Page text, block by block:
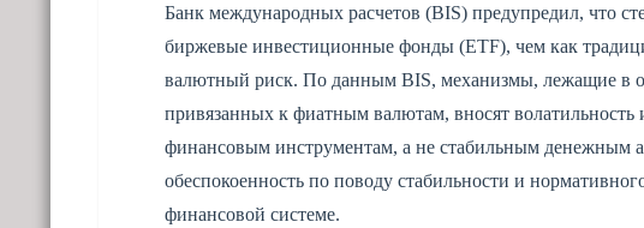
Банк международных расчетов (BIS) предупредил, что
биржевые инвестиционные фонды (ETF), чем как
валютный риск. По данным BIS, механизмы, лежащие в
привязанных к фиатным валютам, вносят
финансовым инструментам, а не стабильным денежным
обеспокоенность по поводу стабильности и
финансовой системе.